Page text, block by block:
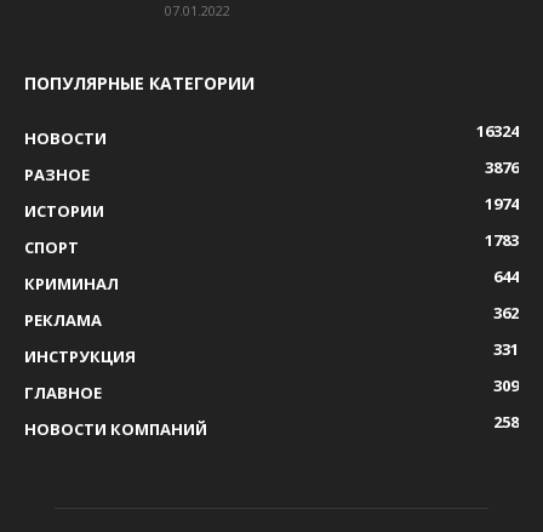
07.01.2022
ПОПУЛЯРНЫЕ КАТЕГОРИИ
НОВОСТИ
16324
РАЗНОЕ
3876
ИСТОРИИ
1974
СПОРТ
1783
КРИМИНАЛ
644
РЕКЛАМА
362
ИНСТРУКЦИЯ
331
ГЛАВНОЕ
309
НОВОСТИ КОМПАНИЙ
258